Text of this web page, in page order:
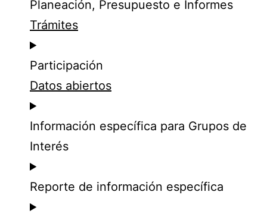
Planeación, Presupuesto e Informes
Trámites
Participación
Datos abiertos
Información específica para Grupos de
Interés
Reporte de información específica